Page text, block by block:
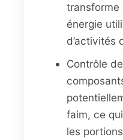
transforme
énergie
d’activités
Contrôle
faim, ce
les